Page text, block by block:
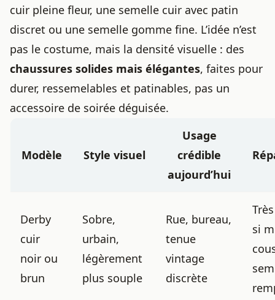
cuir pleine fleur, une semelle cuir avec patin
discret ou une semelle gomme fine. L’idée n’est
pas le costume, mais la densité visuelle : des
chaussures solides mais élégantes, faites pour
durer, ressemelables et patinables, pas un
accessoire de soirée déguisée.
Modèle Style visuel
Usage
crédible
aujourd’hui
Derby
cuir
noir ou
brun
Sobre,
urbain,
légèrement
plus souple
Rue, bureau,
tenue
vintage
discrète
si